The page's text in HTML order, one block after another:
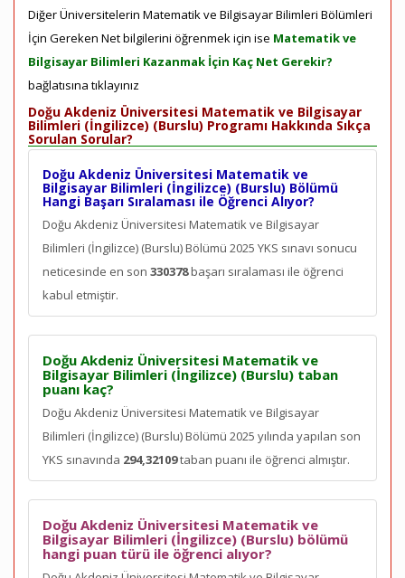
Diğer Üniversitelerin Matematik ve Bilgisayar Bilimleri Bölümleri
İçin Gereken Net bilgilerini öğrenmek için ise Matematik ve
Bilgisayar Bilimleri Kazanmak İçin Kaç Net Gerekir?
bağlatısına tıklayınız
Doğu Akdeniz Üniversitesi Matematik ve Bilgisayar
Bilimleri (İngilizce) (Burslu) Programı Hakkında Sıkça
Sorulan Sorular?
Doğu Akdeniz Üniversitesi Matematik ve
Bilgisayar Bilimleri (İngilizce) (Burslu) Bölümü
Hangi Başarı Sıralaması ile Öğrenci Alıyor?
Doğu Akdeniz Üniversitesi Matematik ve Bilgisayar
Bilimleri (İngilizce) (Burslu) Bölümü 2025 YKS sınavı sonucu
neticesinde en son 330378başarı sıralaması ile öğrenci
kabul etmiştir.
Doğu Akdeniz Üniversitesi Matematik ve
Bilgisayar Bilimleri (İngilizce) (Burslu) taban
puanı kaç?
Doğu Akdeniz Üniversitesi Matematik ve Bilgisayar
Bilimleri (İngilizce) (Burslu) Bölümü 2025 yılında yapılan son
YKS sınavında 294,32109taban puanı ile öğrenci almıştır.
Doğu Akdeniz Üniversitesi Matematik ve
Bilgisayar Bilimleri (İngilizce) (Burslu) bölümü
hangi puan türü ile öğrenci alıyor?